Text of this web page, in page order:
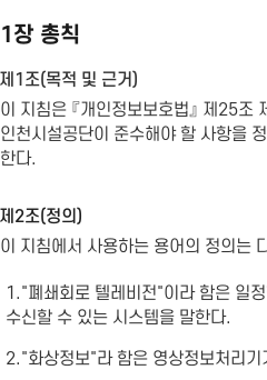
장 총칙
1조(목적 및 근거)
이 지침은 『개인정보보호법』 제25
인천시설공단이 준수해야 할 사항을
한다.
2조(정의)
이 지침에서 사용하는 용어의 정의는
1."폐쇄회로 텔레비전"이라 함은 일
수신할 수 있는 시스템을 말한다.
2."화상정보"라 함은 영상정보처리